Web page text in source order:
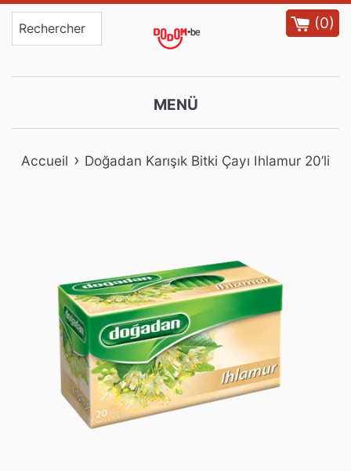
Passer
(0)
MENÜ
Accueil › Doğadan Karışık Bitki Çayı Ihlamur 20’li